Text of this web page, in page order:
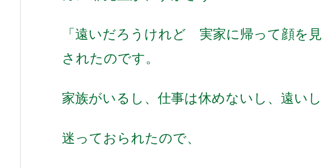
「遠いだろうけれど 実家に帰って顔
されたのです。
家族がいるし、仕事は休めないし、遠
迷っておられたので、